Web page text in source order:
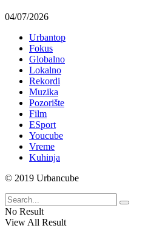
04/07/2026
Urbantop
Fokus
Globalno
Lokalno
Rekordi
Muzika
Pozorište
Film
ESport
Youcube
Vreme
Kuhinja
© 2019 Urbancube
No Result
View All Result